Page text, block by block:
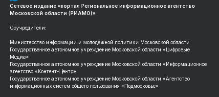
Сетевое издание «портал Региональное информационное агентство
Московской области (РИАМО)»
Соучредители:
Министерство информации и молодежной политики Московской области
Государственное автономное учреждение Московской области «Цифровые
Медиа»
Государственное автономное учреждение Московской области «Информационное
агентство «Контент-Центр»
Государственное автономное учреждение Московской области «Агентство
информационных систем общего пользования «Подмосковье»